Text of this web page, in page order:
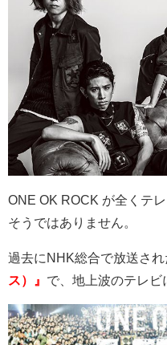
ONE OK ROCK が全くテ
そうではありません。
過去に NHK総合で放送され
ス）』 で、地上波のテレビ